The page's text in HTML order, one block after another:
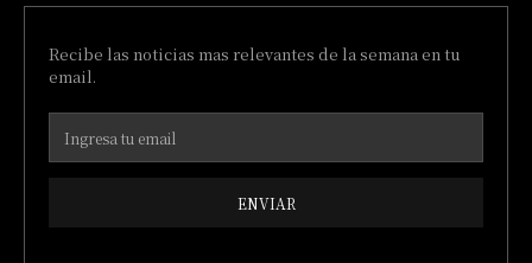
Recibe las noticias mas relevantes de la semana en tu
email.
ENVIAR